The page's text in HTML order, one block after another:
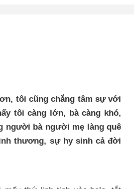
tôi cũng chẳng tâm sự với
tôi càng lớn, bà càng khó,
người bà người mẹ làng quê
thương, sự hy sinh cả đời